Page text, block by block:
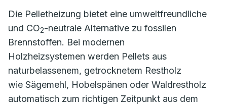
Die Pelletheizung bietet eine umweltfreundliche
und CO2-neutrale Alternative zu fossilen
Brennstoffen. Bei modernen
Holzheizsystemen werden Pellets aus
naturbelassenem, getrocknetem Restholz
wie Sägemehl, Hobelspänen oder Waldrestholz
automatisch zum richtigen Zeitpunkt aus dem